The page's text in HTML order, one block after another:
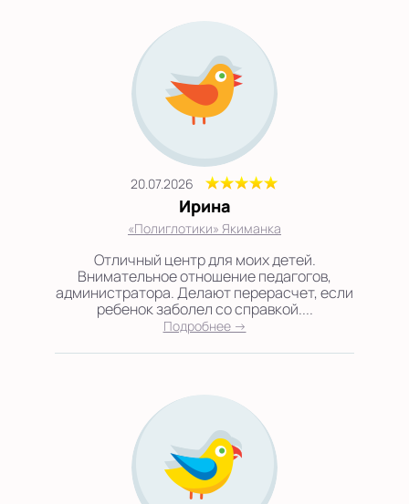
20.07.2026
Ирина
«Полиглотики» Якиманка
Отличный центр для моих детей.
Внимательное отношение педагогов,
администратора. Делают перерасчет, если
ребенок заболел со справкой....
Подробнее →